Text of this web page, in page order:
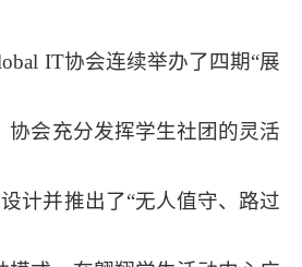
IT协会连续举办了四期“展
协会充分发挥学生社团的灵活
计并推出了“无人值守、路过